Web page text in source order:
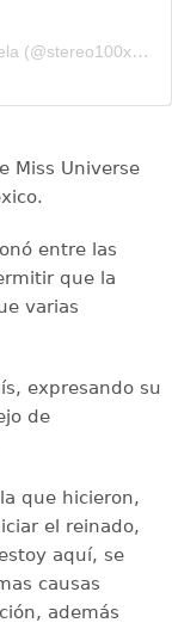
Una publicación compartida por Stereo 100Xela (@stereo100xela)
Miss Universe
entre las
que la
varias
expresando su
de
que hicieron,
el reinado,
aquí, se
causas
además